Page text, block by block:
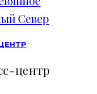
Север
центр